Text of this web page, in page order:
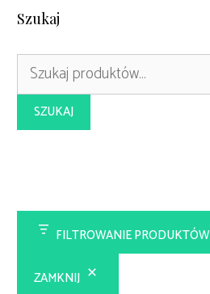
Szukaj
Szukaj:
SZUKAJ
FILTROWANIE PRODUKTÓW
ZAMKNIJ